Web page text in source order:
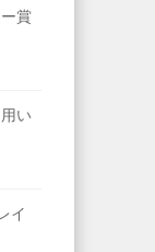
賞
い
イ